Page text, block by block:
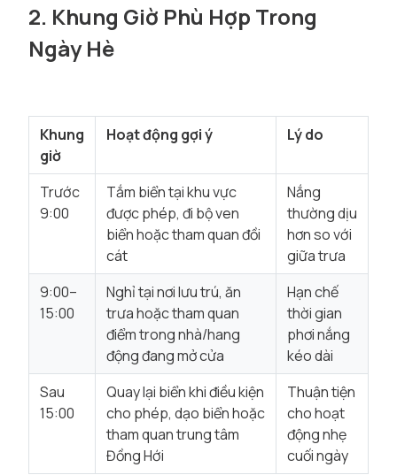
2. Khung Giờ Phù Hợp Trong
Ngày Hè
Khung
giờ
Hoạt động gợi ý Lý do
Trước
9:00
Tắm biển tại khu vực
được phép, đi bộ ven
biển hoặc tham quan đồi
cát
Nắng
thường dịu
hơn so với
giữa trưa
9:00–
15:00
Nghỉ tại nơi lưu trú, ăn
trưa hoặc tham quan
điểm trong nhà/hang
động đang mở cửa
Hạn chế
thời gian
phơi nắng
kéo dài
Sau
15:00
Quay lại biển khi điều kiện
cho phép, dạo biển hoặc
tham quan trung tâm
Đồng Hới
Thuận tiện
cho hoạt
động nhẹ
cuối ngày